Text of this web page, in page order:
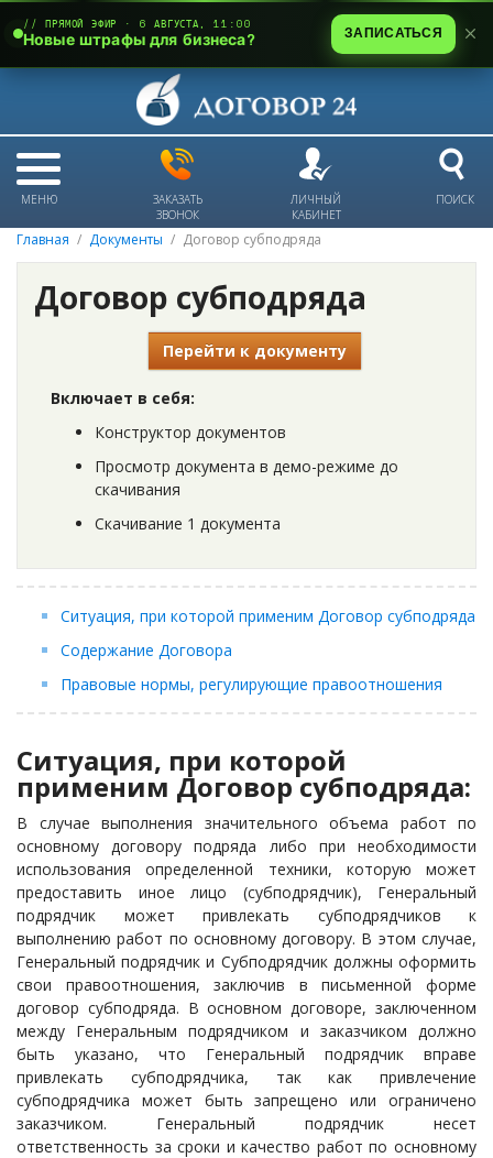
МЕНЮ
ЗАКАЗАТЬ
ЗВОНОК
ЛИЧНЫЙ
КАБИНЕТ
ПОИСК
Главная Документы Договор субподряда
Договор субподряда
Перейти к документу
Включает в себя:
Конструктор документов
Просмотр документа в демо-режиме до
скачивания
Скачивание 1 документа
Ситуация, при которой применим Договор субподряда
Содержание Договора
Правовые нормы, регулирующие правоотношения
Ситуация, при которой
применим Договор субподряда:
В случае выполнения значительного объема работ по
основному договору подряда либо при необходимости
использования определенной техники, которую может
предоставить иное лицо (субподрядчик), Генеральный
подрядчик может привлекать субподрядчиков к
выполнению работ по основному договору. В этом случае,
Генеральный подрядчик и Субподрядчик должны оформить
свои правоотношения, заключив в письменной форме
договор субподряда. В основном договоре, заключенном
между Генеральным подрядчиком и заказчиком должно
быть указано, что Генеральный подрядчик вправе
привлекать субподрядчика, так как привлечение
субподрядчика может быть запрещено или ограничено
заказчиком. Генеральный подрядчик несет
ответственность за сроки и качество работ по основному
// ПРЯМОЙ ЭФИР · 6 АВГУСТА, 11:00
Новые штрафы для бизнеса? ЗАПИСАТЬСЯ